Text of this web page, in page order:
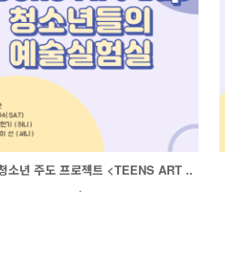
소년 주도 프로젝트 <TEENS ART ..
.